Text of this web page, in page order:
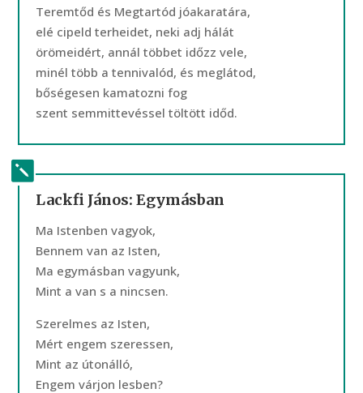
Teremtőd és Megtartód jóakaratára,
elé cipeld terheidet, neki adj hálát
örömeidért, annál többet időzz vele,
minél több a tennivalód, és meglátod,
bőségesen kamatozni fog
szent semmittevéssel töltött időd.
Lackfi János: Egymásban
Ma Istenben vagyok,
Bennem van az Isten,
Ma egymásban vagyunk,
Mint a van s a nincsen.
Szerelmes az Isten,
Mért engem szeressen,
Mint az útonálló,
Engem várjon lesben?